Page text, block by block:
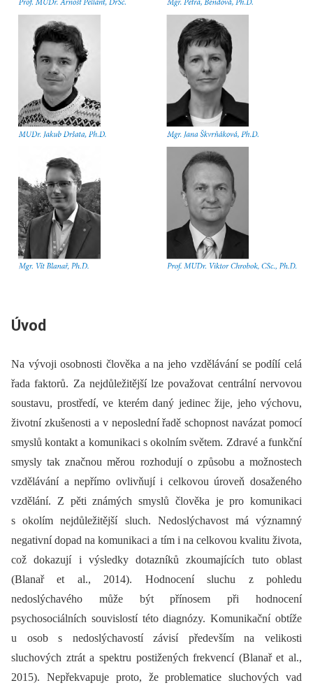
Úvod
Na vývoji osobnosti člověka a na jeho vzdělávání se podílí celá
řada faktorů. Za nejdůležitější lze považovat centrální nervovou
soustavu, prostředí, ve kterém daný jedinec žije, jeho výchovu,
životní zkušenosti a v neposlední řadě schopnost navázat pomocí
smyslů kontakt a komunikaci s okolním světem. Zdravé a funkční
smysly tak značnou měrou rozhodují o způsobu a možnostech
vzdělávání a nepřímo ovlivňují i celkovou úroveň dosaženého
vzdělání. Z pěti známých smyslů člověka je pro komunikaci
s okolím nejdůležitější sluch. Nedoslýchavost má významný
negativní dopad na komunikaci a tím i na celkovou kvalitu života,
což dokazují i výsledky dotazníků zkoumajících tuto oblast
(Blanař et al., 2014). Hodnocení sluchu z pohledu
nedoslýchavého může být přínosem při hodnocení
psychosociálních souvislostí této diagnózy. Komunikační obtíže
u osob s nedoslýchavostí závisí především na velikosti
sluchových ztrát a spektru postižených frekvencí (Blanař et al.,
2015). Nepřekvapuje proto, že problematice sluchových vad